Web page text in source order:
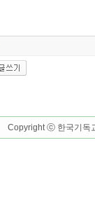
Copyright ⓒ 한국기독